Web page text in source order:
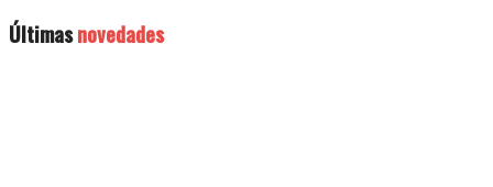
Últimasnovedades